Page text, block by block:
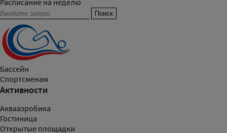
Расписание на неделю
Бассейн
Спортсменам
Активности
Аквааэробика
Гостиница
Открытые площадки